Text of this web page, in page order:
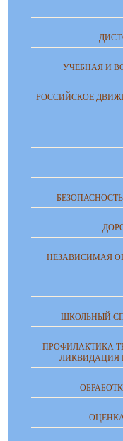
УЧЕБНАЯ И
РОССИЙСКОЕ
НЕЗАВИСИМАЯ
ШКОЛЬНЫЙ
ПРОФИЛАКТИКА
ЛИКВИДАЦИЯ